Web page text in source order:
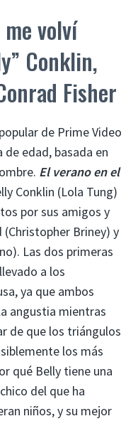
volví
Conklin,
Fisher
de Prime Video
edad, basada en
El verano en el
Conklin (Lola Tung)
por sus amigos y
Briney) y
Las dos primeras
a los
ya que ambos
angustia mientras
de que los triángulos
los más
qué Belly tiene una
del que ha
niños, y su mejor